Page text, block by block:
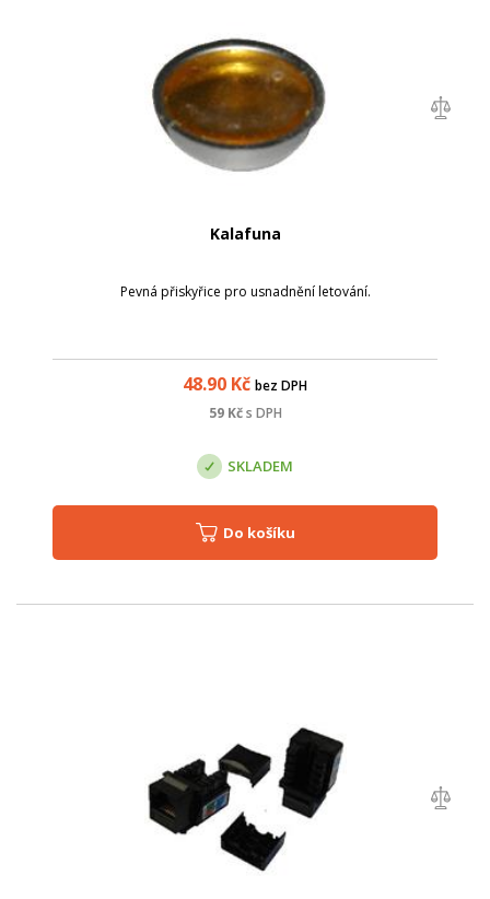
Kalafuna
Pevná přiskyřice pro usnadnění letování.
48.90 Kč bez DPH
59Kč s DPH
SKLADEM
Do košíku